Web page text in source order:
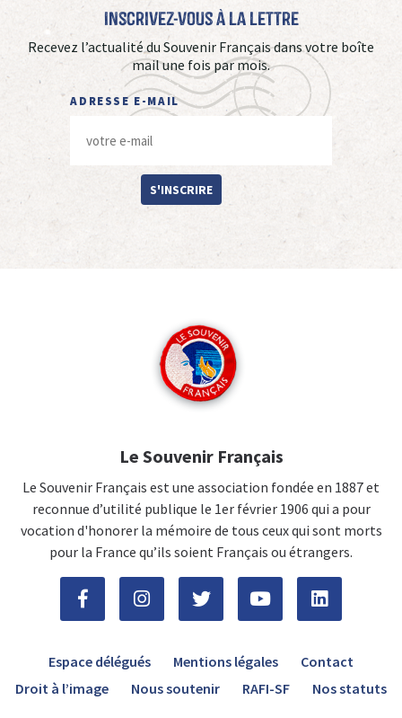
Inscrivez-vous à La Lettre
Recevez l’actualité du Souvenir Français dans votre boîte
mail une fois par mois.
ADRESSE E-MAIL
S'INSCRIRE
Le Souvenir Français
Le Souvenir Français est une association fondée en 1887 et
reconnue d’utilité publique le 1er février 1906 qui a pour
vocation d'honorer la mémoire de tous ceux qui sont morts
pour la France qu’ils soient Français ou étrangers.
Espace délégués Mentions légales
Contact
Droit à l’image
Nous soutenir RAFI-SF Nos statuts